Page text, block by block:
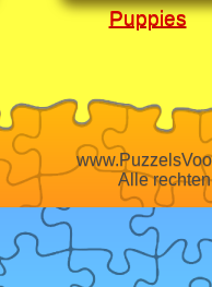
Puppies
Alle